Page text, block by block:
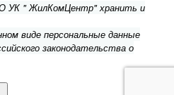
УК " ЖилКомЦентр" хранить и
виде персональные данные
законодательства о